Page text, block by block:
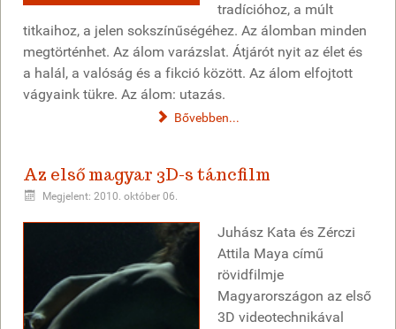
tradícióhoz, a múlt
titkaihoz, a jelen sokszínűségéhez. Az álomban minden
megtörténhet. Az álom varázslat. Átjárót nyit az élet és
a halál, a valóság és a fikció között. Az álom elfojtott
vágyaink tükre. Az álom: utazás.
Bővebben...
Az első magyar 3D-s táncfilm
Megjelent: 2010. október 06.
Juhász Kata és Zérczi
Attila Maya című
rövidfilmje
Magyarországon az első
3D videotechnikával